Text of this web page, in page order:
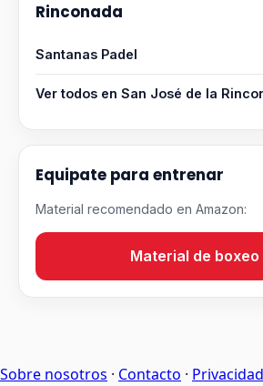
Rinconada
Santanas Padel
Ver todos en San José de la
Equipate para entrenar
Material recomendado en Amazon:
Material de
Sobre nosotros · Contacto · Privacidad